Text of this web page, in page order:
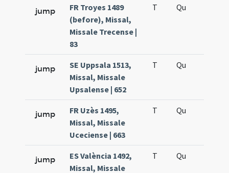
jump
FR Troyes 1489
(before), Missal,
Missale Trecense |
83
T Qu
jump
SE Uppsala 1513,
Missal, Missale
Upsalense | 652
T Qu
jump
FR Uzès 1495,
Missal, Missale
Uceciense | 663
T Qu
jump
ES València 1492,
Missal, Missale
T Qu